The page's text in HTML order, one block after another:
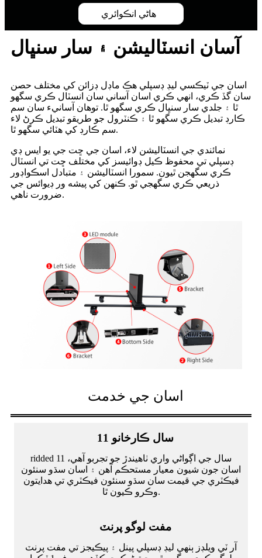
هاڻي انڪوائري
آسان انسٽاليشن ۽ سار سنڀال
اسان جي ٽيڪسي ليڊ ڊسپلي هڪ ماڊل ڊزائن کي مختلف حصن
سان گڏ ڪري، انهي ڪري اسان آساني سان انسٽال ڪري سگهو
ٿا ۽ جلدي سار سنڀال ڪري سگهو ٿا. توهان آسانيء سان سم
ڪارڊ تبديل ڪري سگهو ٿا ۽ ڪنٽرول جو طريقو تبديل ڪرڻ لاء
سم ڪارڊ کي هٽائي سگهو ٿا.
نمائندي جي انسٽاليشن لاء، اسان جي ڇت جي يو ايس ڊي
ڊسپلي تي محفوظ ڪيل ڊوائيسز کي مختلف ڇت تي انسٽال
ڪري سگهجن ٿيون. سمورا انسٽاليشن ۽ متبادل اسڪواڊور
ذريعي ڪري سگهجي ٿو. ڪنهن کي پيشه ور ڊيوائس جي
ضرورت ناهي.
اسان جي خدمت
11 سال ڪارخانو
ridded 11 سال جي اڳواڻي واري ٺاهيندڙ جو تجربو آهي،
اسان جون شيون معيار مستحڪم آهن ۽ اسان سڌو سنئون
فيڪٽري جي قيمت سان سڌو سنئون فيڪٽري تي هدايتون
وڪرو ڪيون ٿا.
مفت لوگو پرنٽ
آر ٽي ويلڊز ٻنهي ليڊ ڊسپلي پينل ۽ پيڪيجز تي مفت پرنٽ